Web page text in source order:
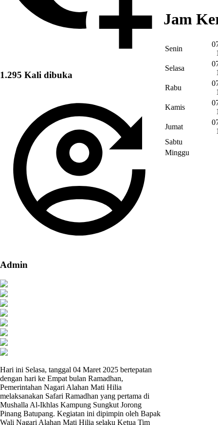
1.295 Kali dibuka
Admin
Hari ini Selasa, tanggal 04 Maret 2025 bertepatan
dengan hari ke Empat bulan Ramadhan,
Pemerintahan Nagari Alahan Mati Hilia
melaksanakan Safari Ramadhan yang pertama di
Mushalla Al-Ikhlas Kampung Sungkut Jorong
Pinang Batupang. Kegiatan ini dipimpin oleh Bapak
Wali Nagari Alahan Mati Hilia selaku Ketua Tim
Jam
Senin
Selasa
Rabu
Kamis
Jumat
Sabtu
Minggu